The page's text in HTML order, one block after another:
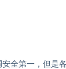
全第一，但是